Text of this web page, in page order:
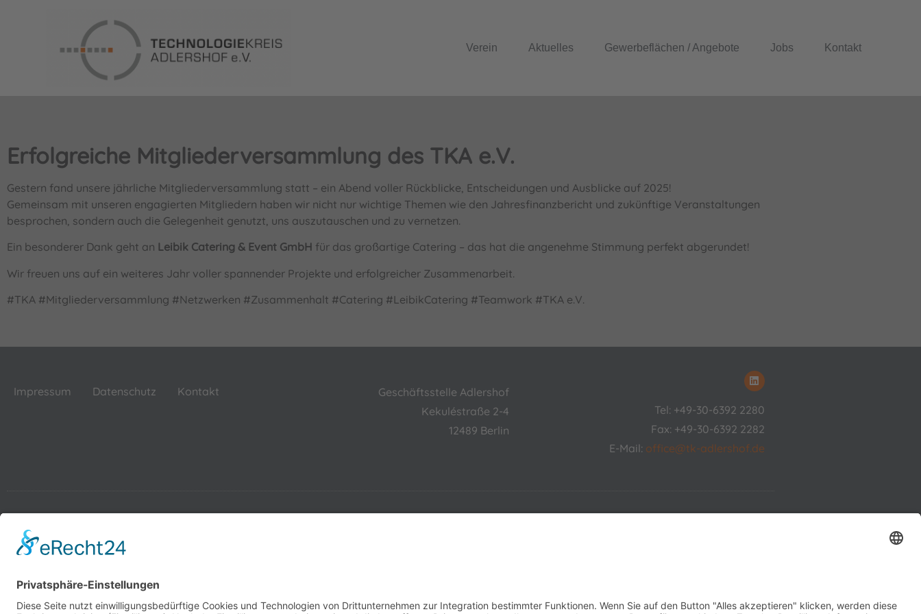
Verein Aktuelles Gewerbeflächen / Angebote Jobs Kontakt
Erfolgreiche Mitgliederversammlung des TKA e.V.
Gestern fand unsere jährliche Mitgliederversammlung statt – ein Abend voller Rückblicke, Entscheidungen und Ausblicke auf 2025!
Gemeinsam mit unseren engagierten Mitgliedern haben wir nicht nur wichtige Themen wie den Jahresfinanzbericht und zukünftige Veranstaltungen
besprochen, sondern auch die Gelegenheit genutzt, uns auszutauschen und zu vernetzen.
Ein besonderer Dank geht an Leibik Catering & Event GmbH für das großartige Catering – das hat die angenehme Stimmung perfekt abgerundet!
Wir freuen uns auf ein weiteres Jahr voller spannender Projekte und erfolgreicher Zusammenarbeit.
#TKA #Mitgliederversammlung #Netzwerken #Zusammenhalt #Catering #LeibikCatering #Teamwork #TKA e.V.
Impressum Datenschutz Kontakt
Geschäftsstelle Adlershof
Kekuléstraße 2-4
12489 Berlin
Tel: +49-30-6392 2280
Fax: +49-30-6392 2282
E-Mail: office@tk-adlershof.de